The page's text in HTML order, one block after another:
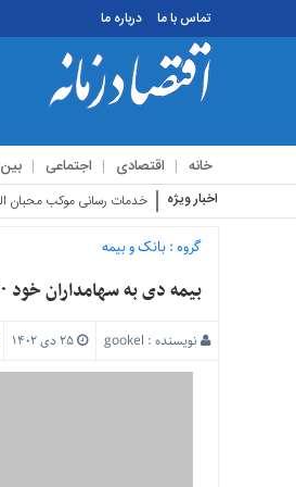
تماس با ما درباره ما
خانه اقتصادی اجتماعی
تماس
ما
درباره
اخبار ویژه استقبا
گروه :بانک و بیمه
بیمه دی به سهامداران خود ۶۰ درصد سهام جایزه می دهد
نویسنده : gookel